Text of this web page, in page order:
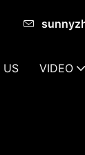
US VIDEO